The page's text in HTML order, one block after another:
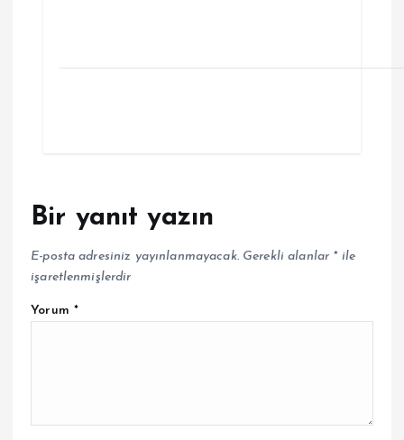
Bir yanıt yazın
E-posta adresiniz yayınlanmayacak. Gerekli alanlar *ile
işaretlenmişlerdir
Yorum *